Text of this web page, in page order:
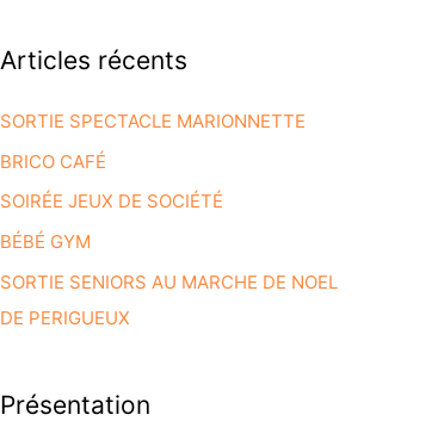
Articles récents
SORTIE SPECTACLE MARIONNETTE
BRICO CAFÉ
SOIRÉE JEUX DE SOCIÉTÉ
BÉBÉ GYM
SORTIE SENIORS AU MARCHE DE NOEL
DE PERIGUEUX
Présentation